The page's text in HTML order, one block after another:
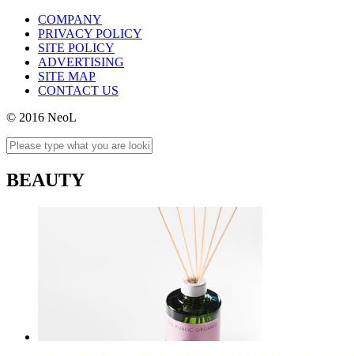
COMPANY
PRIVACY POLICY
SITE POLICY
ADVERTISING
SITE MAP
CONTACT US
© 2016 NeoL
BEAUTY